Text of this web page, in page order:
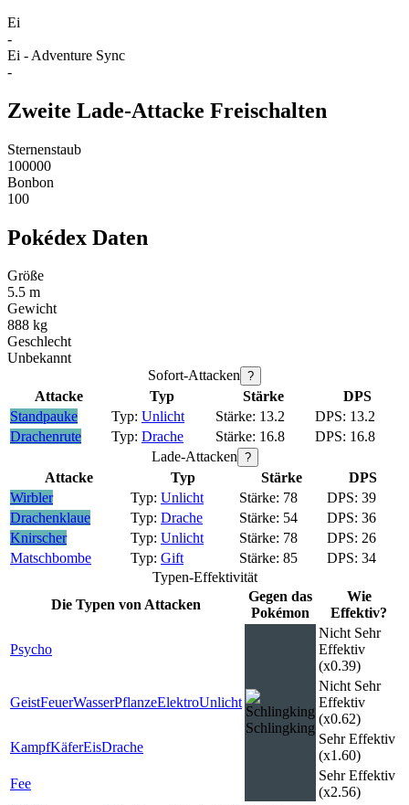
Ei
-
Ei - Adventure Sync
-
Zweite Lade-Attacke Freischalten
Sternenstaub
100000
Bonbon
100
Pokédex Daten
Größe
5.5 m
Gewicht
888 kg
Geschlecht
Unbekannt
Sofort-Attacken ?
Attacke Typ Stärke
DPS
Standpauke
Unlicht 13.2
13.2
Drachenrute
Drache 16.8
16.8
Lade-Attacken ?
Attacke Typ Stärke
DPS
Wirbler
Unlicht 78
39
Drachenklaue
Drache 54
36
Knirscher
Unlicht 78
26
Matschbombe
Gift 85
34
Typen-Effektivität
Die Typen von Attacken
Gegen das
Pokémon
Wie
Effektiv?
Psycho
Schlingking
Nicht Sehr
Effektiv
(x0.39)
GeistFeuerWasserPflanzeElektroUnlicht
Nicht Sehr
Effektiv
(x0.62)
KampfKäferEisDrache
Sehr Effektiv
(x1.60)
Fee
Sehr Effektiv
(x2.56)